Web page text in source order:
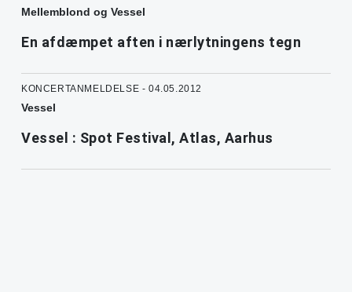
Mellemblond og Vessel
En afdæmpet aften i nærlytningens tegn
KONCERTANMELDELSE - 04.05.2012
Vessel
Vessel : Spot Festival, Atlas, Aarhus